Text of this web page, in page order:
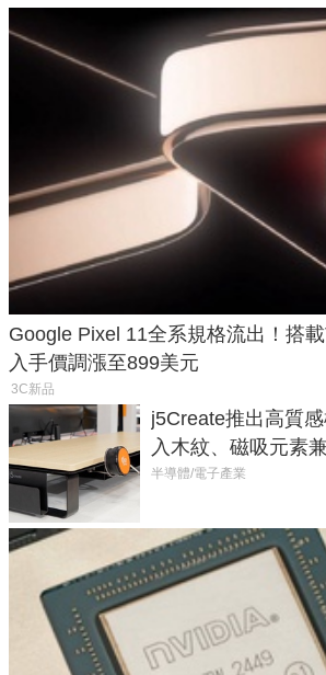
Google Pixel 11全系規格流出！搭
入手價調漲至899美元
3C新品
j5Create推出高質
入木紋、磁吸元素
半導體/電子產業